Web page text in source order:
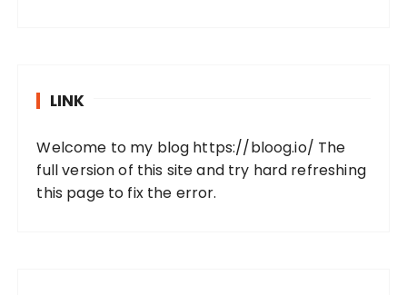
LINK
Welcome to my blog https://bloog.io/ The
full version of this site and try hard refreshing
this page to fix the error.